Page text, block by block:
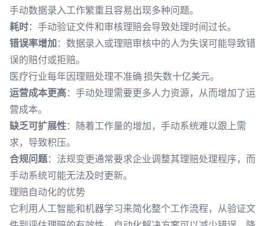
手动数据录入工作繁重且容易出现多种问题。
耗时：手动验证文件和审核理赔会导致处理时间过长。
错误率增加：数据录入或理赔审核中的人为失误可能导致错
误的赔付或拒赔。
医疗行业每年因理赔处理不准确损失数十亿美元。
运营成本更高：手动处理需要更多人力资源，从而增加了运
营成本。
缺乏可扩展性：随着工作量的增加，手动系统难以跟上需
求，导致积压。
合规问题：法规变更通常要求企业调整其理赔处理程序，而
手动系统可能无法及时更新。
理赔自动化的优势
它利用人工智能和机器学习来简化整个工作流程，从验证文